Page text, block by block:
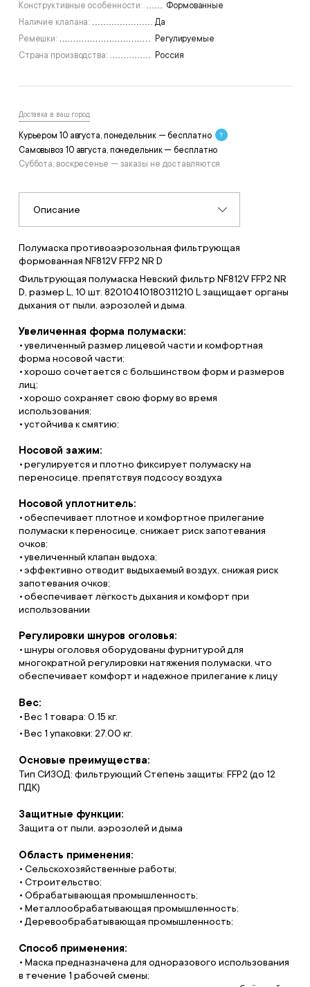
Конструктивные особенности:
Формованные
Наличие клапана:
Да
Ремешки:
Регулируемые
Страна производства:
Россия
Доставка в ваш город
Курьером 10 августа, понедельник — бесплатно
Самовывоз 10 августа, понедельник — бесплатно
Суббота, воскресенье — заказы не доставляются
Описание
Полумаска противоаэрозольная фильтрующая
формованная NF812V FFP2 NR D
Фильтрующая полумаска Невский фильтр NF812V FFP2 NR
D, размер L, 10 шт. 82010410180311210 L защищает органы
дыхания от пыли, аэрозолей и дыма.
Увеличенная форма полумаски:
увеличенный размер лицевой части и комфортная
форма носовой части;
хорошо сочетается с большинством форм и размеров
лиц;
хорошо сохраняет свою форму во время
использования;
устойчива к смятию;
Носовой зажим:
регулируется и плотно фиксирует полумаску на
переносице, препятствуя подсосу воздуха
Носовой уплотнитель:
обеспечивает плотное и комфортное прилегание
полумаски к переносице, снижает риск запотевания
очков;
увеличенный клапан выдоха;
эффективно отводит выдыхаемый воздух, снижая риск
запотевания очков;
обеспечивает лёгкость дыхания и комфорт при
использовании
Регулировки шнуров оголовья:
шнуры оголовья оборудованы фурнитурой для
многократной регулировки натяжения полумаски, что
обеспечивает комфорт и надежное прилегание к лицу
Вес:
Вес 1 товара: 0.15 кг.
Вес 1 упаковки: 27.00 кг.
Основые преимущества:
Тип СИЗОД: фильтрующий Степень защиты: FFP2 (до 12
ПДК)
Защитные функции:
Защита от пыли, аэрозолей и дыма
Область применения:
• Сельскохозяйственные работы;
• Строительство;
• Обрабатывающая промышленность;
• Металлообрабатывающая промышленность;
• Деревообрабатывающая промышленность;
Способ применения:
• Маска предназначена для одноразового использования
в течение 1 рабочей смены;